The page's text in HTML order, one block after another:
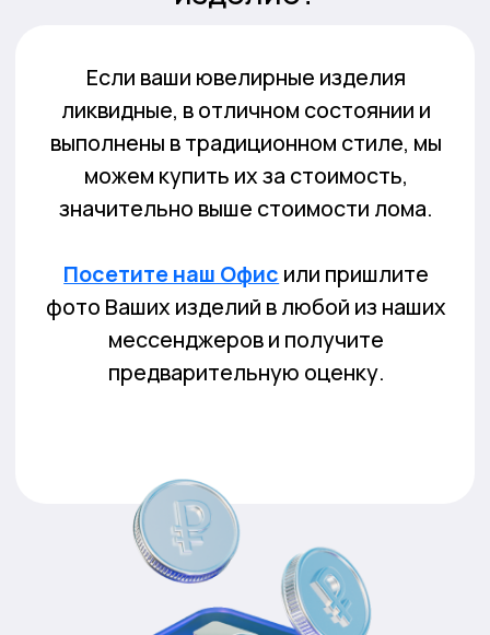
Правильные шагидля получения
позвоните по
Посетите один
наших офисов на
карте и проложите
маршрут